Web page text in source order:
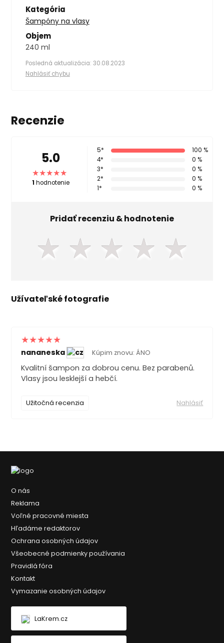
Kategória
Šampóny na vlasy
Objem
240 ml
Posledná aktualizácia: 30.08.2023
Nahlásiť chybu
Recenzie
nananeska Kúpim znovu: ÁNO
Kvalitní šampon za dobrou cenu. Bez parabenů.
Vlasy jsou lesklejší a hebčí.
Užitočná recenzia Nahlásiť
5.0
1 hodnotenie
5*
100 %
4*
0 %
3*
0 %
2*
0 %
1*
0 %
Pridať recenziu & hodnotenie
★ ★ ★ ★ ★
Užívateľské fotografie
O nás
Reklama
Voľné pracovné miesta
Hľadáme redaktorov
Ochrana osobných údajov
Všeobecné podmienky používania
Pravidlá fóra
Kontakt
Vymazanie osobných údajov
LaKrem.cz